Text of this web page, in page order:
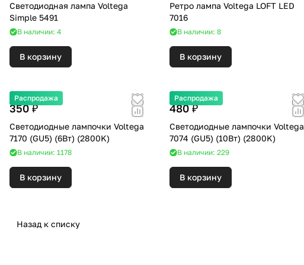
Светодиодная лампа Voltega
Simple 5491
В наличии: 4
В корзину
Ретро лампа Voltega LOFT LED
7016
В наличии: 8
В корзину
Распродажа
350 ₽
Светодиодные лампочки Voltega
7170 (GU5) (6Вт) (2800K)
В наличии: 1178
В корзину
Распродажа
480 ₽
Светодиодные лампочки Voltega
7074 (GU5) (10Вт) (2800K)
В наличии: 229
В корзину
Назад к списку